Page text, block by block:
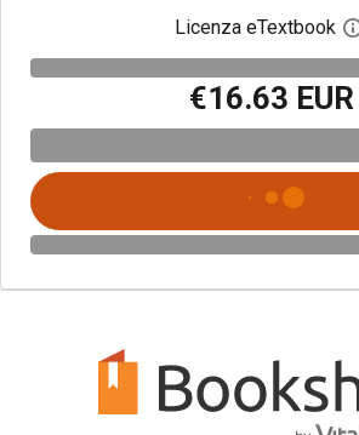
Licenza eTextbook
€16.63 EUR